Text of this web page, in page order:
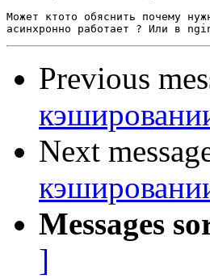
Может ктото обяснить почему
Previous
Next
Messages
]